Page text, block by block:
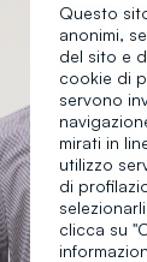
Questo
anonimi,
del sito e
cookie di
servono
mirati in
utilizzo
di
clicca su